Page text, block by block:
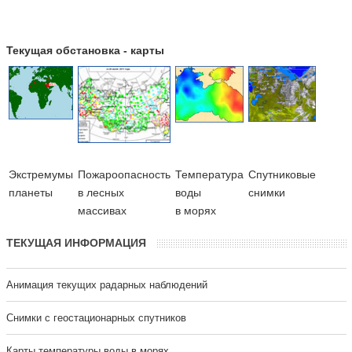
Текущая обстановка - карты
Экстремумы
планеты
Пожароопасность
в лесных
массивах
Температура
воды
в морях
Cпутниковые
снимки
ТЕКУЩАЯ ИНФОРМАЦИЯ
Анимация текущих радарных наблюдений
Cнимки с геостационарных спутников